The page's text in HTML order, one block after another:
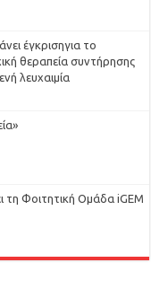
έγκρισηγια το
θεραπεία συντήρησης
λευχαιμία
τη Φοιτητική Ομάδα iGEM